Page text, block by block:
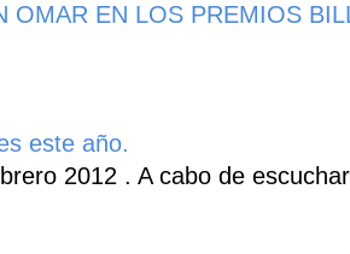
OMAR EN LOS PREMIOS
este año.
2012 . A cabo de